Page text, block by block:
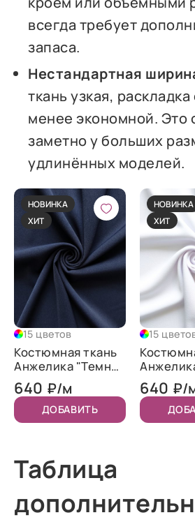
всегда требует
запаса.
Нестандартная
ткань узкая,
менее экономной. Это
заметно у больших
удлинённых моделей.
НОВИНКА
ХИТ
15 цветов
Костюмная ткань
Анжелика "Темно-
синий"
640 ₽/м
ДОБАВИТЬ
НОВИНКА
ХИТ
15
640 ₽/
Таблица